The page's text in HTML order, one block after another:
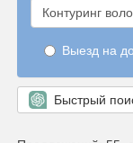
Контуринг
Выезд на
Быстрый